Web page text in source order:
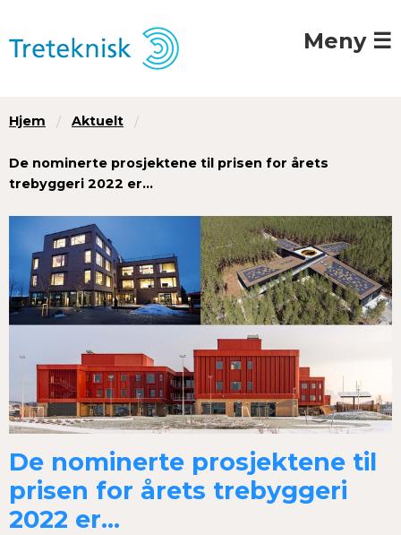
Meny ☰
Hjem Aktuelt
De nominerte prosjektene til prisen for årets
trebyggeri 2022 er…
De nominerte prosjektene til
prisen for årets trebyggeri
2022 er…